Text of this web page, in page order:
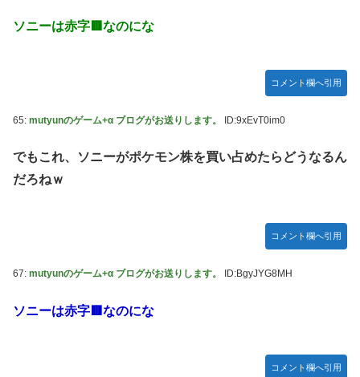
ソニーは赤字🟥なのにな
コメント欄へ引用
65: mutyunのゲーム+α ブログがお送りします。 ID:9xEvT0im0
でもこれ、ソニーがポケモン株を買い占めたらどうなるん
だろねｗ
コメント欄へ引用
67: mutyunのゲーム+α ブログがお送りします。 ID:BgyJYG8MH
ソニーは赤字🟥なのにな
コメント欄へ引用